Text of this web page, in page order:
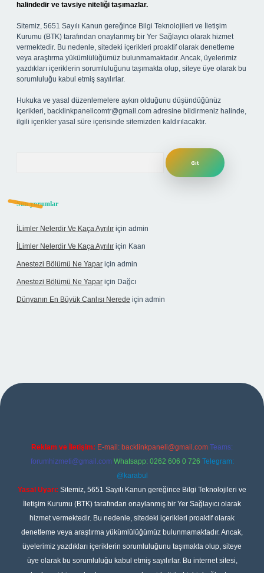
halindedir ve tavsiye niteliği taşımazlar.
Sitemiz, 5651 Sayılı Kanun gereğince Bilgi Teknolojileri ve İletişim
Kurumu (BTK) tarafından onaylanmış bir Yer Sağlayıcı olarak hizmet
vermektedir. Bu nedenle, sitedeki içerikleri proaktif olarak denetleme
veya araştırma yükümlülüğümüz bulunmamaktadır. Ancak, üyelerimiz
yazdıkları içeriklerin sorumluluğunu taşımakta olup, siteye üye olarak bu
sorumluluğu kabul etmiş sayılırlar.
Hukuka ve yasal düzenlemelere aykırı olduğunu düşündüğünüz
içerikleri, backlinkpanelicomtr@gmail.com adresine bildirmeniz halinde,
ilgili içerikler yasal süre içerisinde sitemizden kaldırılacaktır.
Son yorumlar
İLimler Nelerdir Ve Kaça Ayrılır için admin
İLimler Nelerdir Ve Kaça Ayrılır için Kaan
Anestezi Bölümü Ne Yapar için admin
Anestezi Bölümü Ne Yapar için Dağcı
Dünyanın En Büyük Canlısı Nerede için admin
giriş
Reklam ve İletişim: E-mail: backlinkpaneli@gmail.com Teams:
forumhizmeti@gmail.com Whatsapp: 0262 606 0 726 Telegram:
@karabul
Yasal Uyarı: Sitemiz, 5651 Sayılı Kanun gereğince Bilgi Teknolojileri ve
İletişim Kurumu (BTK) tarafından onaylanmış bir Yer Sağlayıcı olarak
hizmet vermektedir. Bu nedenle, sitedeki içerikleri proaktif olarak
denetleme veya araştırma yükümlülüğümüz bulunmamaktadır. Ancak,
üyelerimiz yazdıkları içeriklerin sorumluluğunu taşımakta olup, siteye
üye olarak bu sorumluluğu kabul etmiş sayılırlar. Bu internet sitesi,